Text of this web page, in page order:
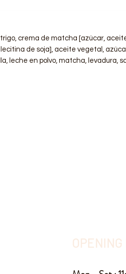
crema de matcha [azúcar,
de soja], aceite vegetal,
leche en polvo, matcha, levadura,
OPENING